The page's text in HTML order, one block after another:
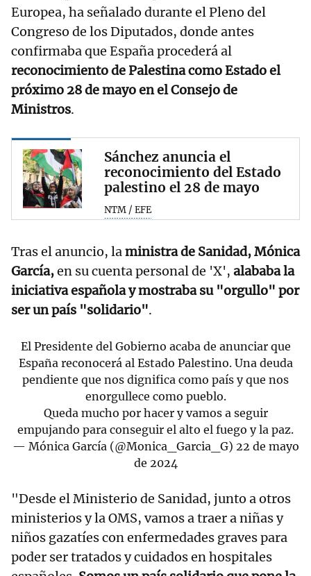
Europea, ha señalado durante el Pleno del
Congreso de los Diputados, donde antes
confirmaba que España procederá al
reconocimiento de Palestina como Estado el
próximo 28 de mayo en el Consejo de
Ministros.
Sánchez anuncia el
reconocimiento del Estado
palestino el 28 de mayo
NTM / EFE
Tras el anuncio, laministra de Sanidad,Mónica
García,en su cuenta personal de 'X', alababa la
iniciativa española y mostraba su "orgullo" por
ser un país "solidario".
El Presidente del Gobierno acaba de anunciar que
España reconocerá al Estado Palestino. Una deuda
pendiente que nos dignifica como país y que nos
enorgullece como pueblo.
Queda mucho por hacer y vamos a seguir
empujando para conseguir el alto el fuego y la paz.
— Mónica García (@Monica_Garcia_G) 22 de mayo
de 2024
"Desde el Ministerio de Sanidad, junto a otros
ministerios y la OMS, vamos a traer a niñas y
niños gazatíes con enfermedades graves para
poder ser tratados y cuidados en hospitales